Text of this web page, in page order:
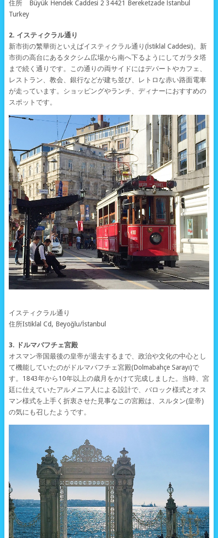
住所 Büyük Hendek Caddesi 2 34421 Bereketzade İstanbul
Turkey
2. イスティクラル通り
新市街の繁華街といえばイスティクラル通り(İstiklal Caddesi)。新
市街の高台にあるタクシム広場から南へ下るようにしてガラタ塔
まで続く通りです。この通りの両サイドにはデパートやカフェ、
レストラン、教会、銀行などが建ち並び、レトロな赤い路面電車
が走っています。ショッピングやランチ、ディナーにおすすめの
スポットです。
イスティクラル通り
住所Istiklal Cd, Beyoğlu/İstanbul
3. ドルマバフチェ宮殿
オスマン帝国最後の皇帝が退去するまで、政治や文化の中心とし
て機能していたのがドルマバフチェ宮殿(Dolmabahçe Sarayı)で
す。1843年から10年以上の歳月をかけて完成しました。当時、宮
廷に仕えていたアルメニア人による設計で、バロック様式とオス
マン様式を上手く折衷させた見事なこの宮殿は、スルタン(皇帝)
の気にも召したようです。